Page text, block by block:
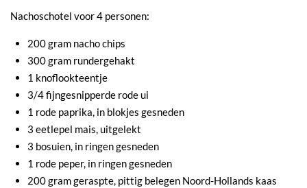
Nachoschotel voor 4 personen:
200 gram nacho chips
300 gram rundergehakt
1 knoflookteentje
3/4 fijngesnipperde rode ui
1 rode paprika, in blokjes gesneden
3 eetlepel mais, uitgelekt
3 bosuien, in ringen gesneden
1 rode peper, in ringen gesneden
200 gram geraspte, pittig belegen Noord-Hollands kaas